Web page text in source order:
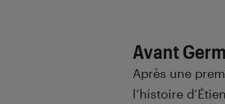
Avant
Après une
l’histoire